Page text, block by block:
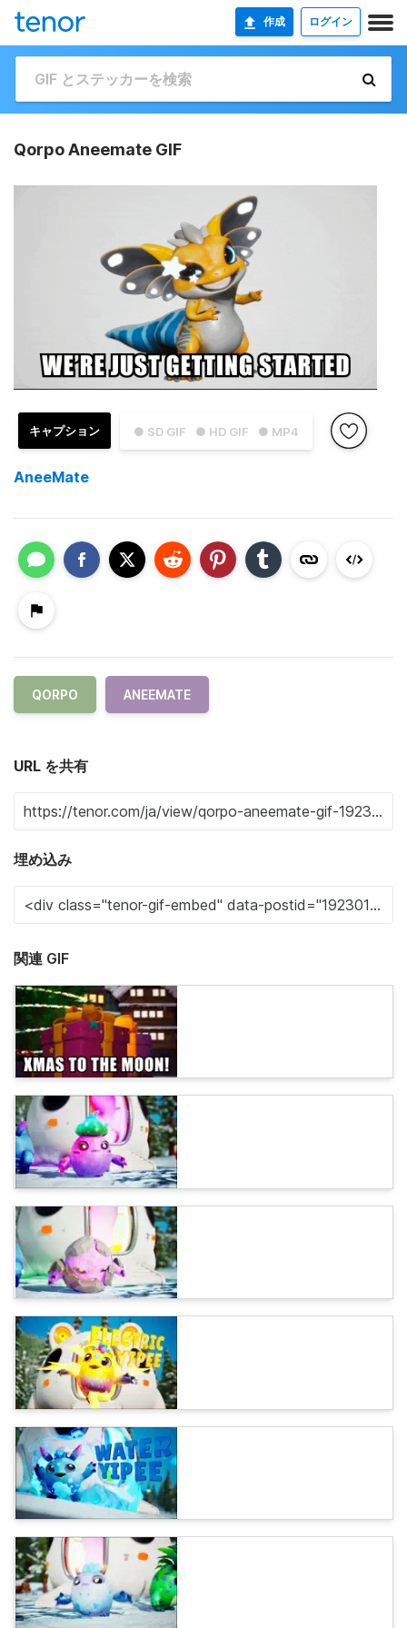
作成 ログイン
Qorpo Aneemate GIF
● SD GIF ● HD GIF ● MP4
キャプション
AneeMate
QORPO ANEEMATE
URL を共有
埋め込み
関連 GIF